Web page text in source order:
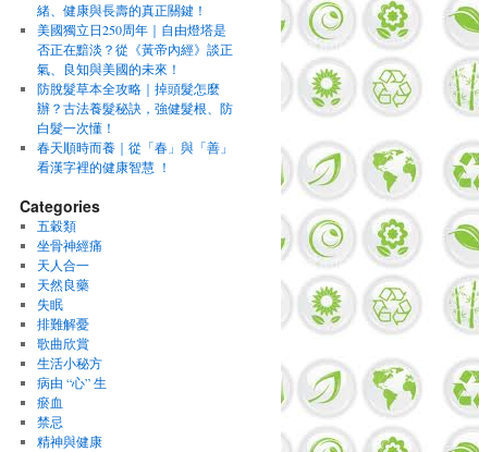
緒、健康與長壽的真正關鍵！
美國獨立日250周年｜自由燈塔是
否正在黯淡？從《黃帝內經》談正
氣、良知與美國的未來！
防脫髮草本全攻略｜掉頭髮怎麼
辦？古法養髮秘訣，強健髮根、防
白髮一次懂！
春天順時而養｜從「春」與「善」
看漢字裡的健康智慧 ！
Categories
五穀類
坐骨神經痛
天人合一
天然良藥
失眠
排難解憂
歌曲欣賞
生活小秘方
病由 “心” 生
瘀血
禁忌
精神與健康